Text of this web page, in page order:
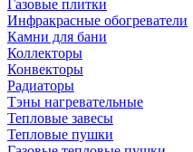
Газовые плитки
Инфракрасные обогреватели
Камни для бани
Коллекторы
Конвекторы
Радиаторы
Тэны нагревательные
Тепловые завесы
Тепловые пушки